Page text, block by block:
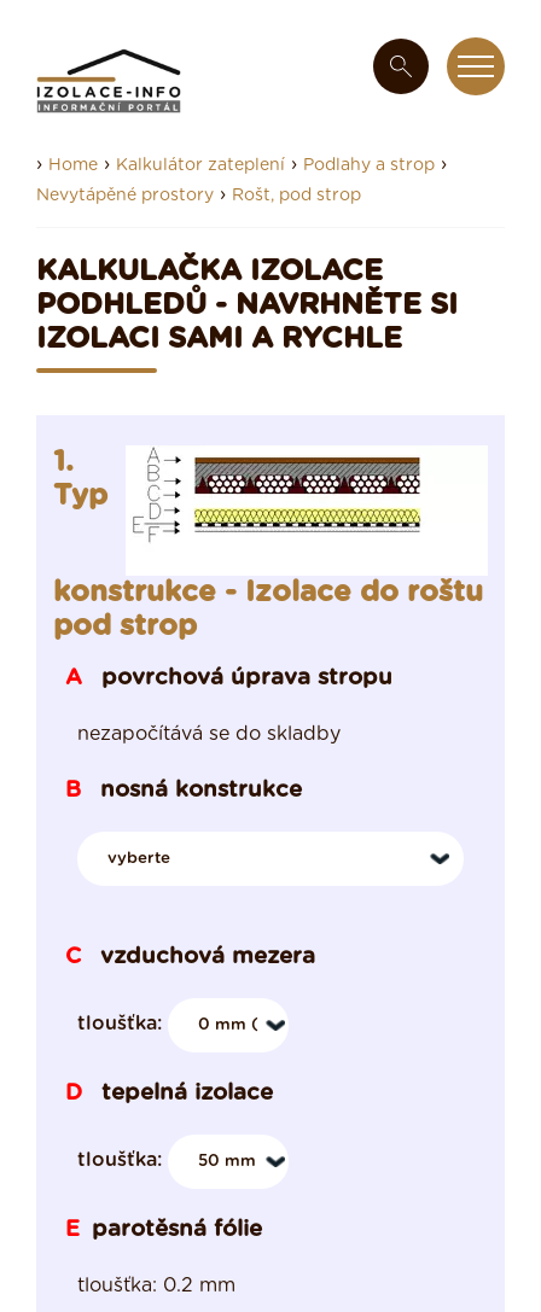
› Home › Kalkulátor zateplení › Podlahy a strop ›
Nevytápěné prostory › Rošt, pod strop
KALKULAČKA IZOLACE
PODHLEDŮ - NAVRHNĚTE SI
IZOLACI SAMI A RYCHLE
1.
Typ
konstrukce - Izolace do roštu
pod strop
A povrchová úprava stropu
nezapočítává se do skladby
B nosná konstrukce
C vzduchová mezera
tloušťka:
D tepelná izolace
tloušťka:
E parotěsná fólie
tloušťka: 0.2 mm